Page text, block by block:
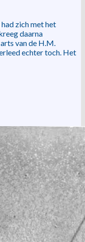
zich met het
daarna
van de H.M.
echter toch. Het